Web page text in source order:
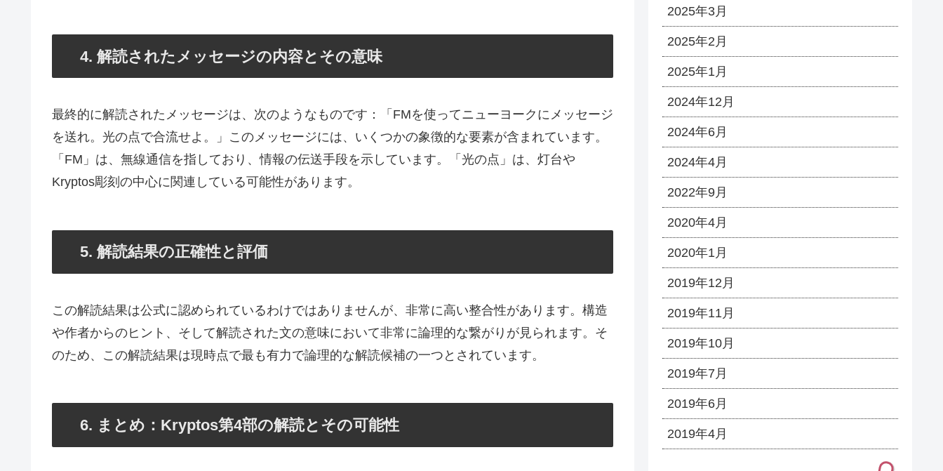
4. 解読されたメッセージの内容とその意味
最終的に解読されたメッセージは、次のようなものです：「FMを使ってニューヨークにメッセージ
を送れ。光の点で合流せよ。」このメッセージには、いくつかの象徴的な要素が含まれています。
「FM」は、無線通信を指しており、情報の伝送手段を示しています。「光の点」は、灯台や
Kryptos彫刻の中心に関連している可能性があります。
5. 解読結果の正確性と評価
この解読結果は公式に認められているわけではありませんが、非常に高い整合性があります。構造
や作者からのヒント、そして解読された文の意味において非常に論理的な繋がりが見られます。そ
のため、この解読結果は現時点で最も有力で論理的な解読候補の一つとされています。
6. まとめ：Kryptos第4部の解読とその可能性
2025年3月
2025年2月
2025年1月
2024年12月
2024年6月
2024年4月
2022年9月
2020年4月
2020年1月
2019年12月
2019年11月
2019年10月
2019年7月
2019年6月
2019年4月